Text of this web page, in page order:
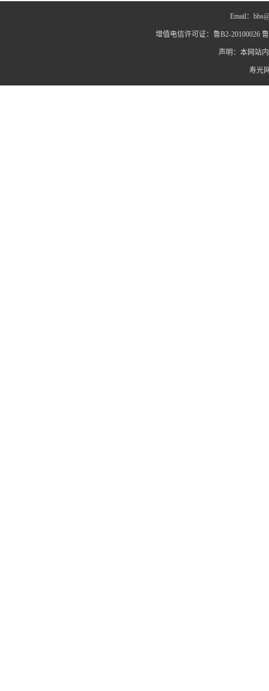
Email：
增值电信许可证：鲁B2-20100026
声明：本网站
寿光